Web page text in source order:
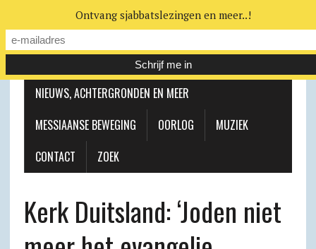
MESSIAANSE GEMEENTE
NIEUWS, ACHTERGRONDEN EN MEER
MESSIAANSE BEWEGING
OORLOG
MUZIEK
CONTACT
ZOEK
Kerk Duitsland: ‘Joden niet
Ontvang sjabbatslezingen en meer..!